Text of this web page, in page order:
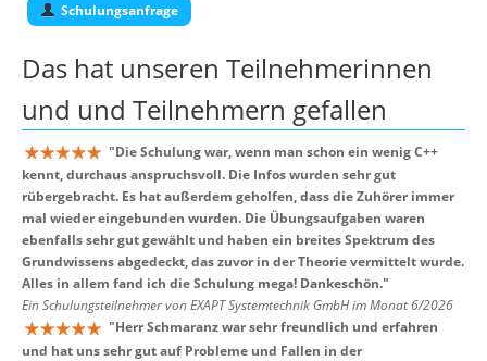
Schulungsanfrage
Das hat unseren Teilnehmerinnen
und und Teilnehmern gefallen
"Die Schulung war, wenn man schon ein wenig C++
kennt, durchaus anspruchsvoll. Die Infos wurden sehr gut
rübergebracht. Es hat außerdem geholfen, dass die Zuhörer immer
mal wieder eingebunden wurden. Die Übungsaufgaben waren
ebenfalls sehr gut gewählt und haben ein breites Spektrum des
Grundwissens abgedeckt, das zuvor in der Theorie vermittelt wurde.
Alles in allem fand ich die Schulung mega! Dankeschön."
Ein Schulungsteilnehmer von EXAPT Systemtechnik GmbH im Monat 6/2026
"Herr Schmaranz war sehr freundlich und erfahren
und hat uns sehr gut auf Probleme und Fallen in der